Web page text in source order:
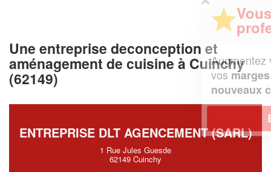
Une entreprise deconception et
aménagement de cuisine à Cuinchy
(62149)
ENTREPRISE DLT AGENCEMENT (SARL)
1 Rue Jules Guesde
62149 Cuinchy
Augmentez votrechiffre d'affaireset
vos
tout en gagnant de